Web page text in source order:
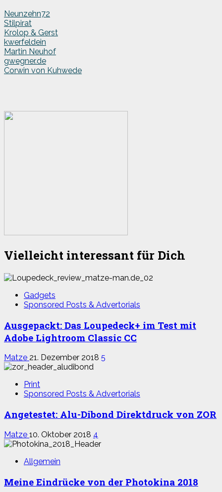
Neunzehn72
Stilpirat
Krolop & Gerst
kwerfeldein
Martin Neuhof
gwegner.de
Corwin von Kuhwede
Vielleicht interessant für Dich
Gadgets
Sponsored Posts & Advertorials
Ausgepackt: Das Loupedeck+ im Test mit
Adobe Lightroom Classic CC
Matze 21. Dezember 2018 5
Print
Sponsored Posts & Advertorials
Angetestet: Alu-Dibond Direktdruck von ZOR
Matze 10. Oktober 2018 4
Allgemein
Meine Eindrücke von der Photokina 2018